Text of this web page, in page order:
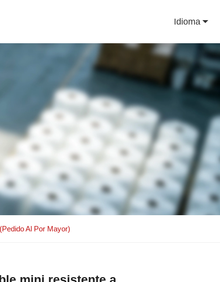
Idioma
Al Por Mayor)